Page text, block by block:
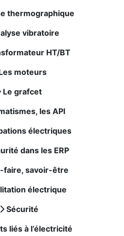
thermographique
vibratoire
HT/BT
moteurs
Le grafcet
les API
électriques
dans les ERP
faire, savoir-être
électrique
Sécurité
liés à l’électricité